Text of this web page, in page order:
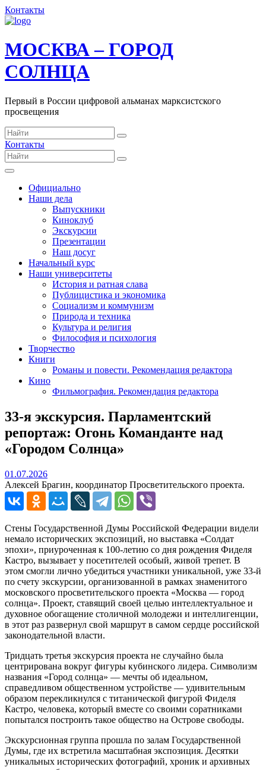
Контакты
МОСКВА – ГОРОД
СОЛНЦА
Первый в России цифровой альманах марксистского
просвещения
Контакты
Официально
Наши дела
Выпускники
Киноклуб
Экскурсии
Презентации
Наш досуг
Начальный курс
Наши университеты
История и ратная слава
Публицистика и экономика
Социализм и коммунизм
Природа и техника
Культура и религия
Философия и психология
Творчество
Книги
Романы и повести. Рекомендация редактора
Кино
Фильмография. Рекомендация редактора
33-я экскурсия. Парламентский
репортаж: Огонь Команданте над
«Городом Солнца»
01.07.202601.07.2026
Алексей Брагин, координатор Просветительского проекта.
Стены Государственной Думы Российской Федерации видели
немало исторических экспозиций, но выставка «Солдат
эпохи», приуроченная к 100-летию со дня рождения Фиделя
Кастро, вызывает у посетителей особый, живой трепет. В
этом смогли лично убедиться участники уникальной, уже 33-й
по счету экскурсии, организованной в рамках знаменитого
московского просветительского проекта «Москва — город
солнца». Проект, ставящий своей целью интеллектуальное и
духовное обогащение столичной молодежи и интеллигенции,
в этот раз развернул свой маршрут в самом сердце российской
законодательной власти.
Тридцать третья экскурсия проекта не случайно была
центрирована вокруг фигуры кубинского лидера. Символизм
названия «Город солнца» — мечты об идеальном,
справедливом общественном устройстве — удивительным
образом перекликнулся с титанической фигурой Фиделя
Кастро, человека, который вместе со своими соратниками
попытался построить такое общество на Острове свободы.
Экскурсионная группа прошла по залам Государственной
Думы, где их встретила масштабная экспозиция. Десятки
уникальных исторических фотографий, хроник и архивных